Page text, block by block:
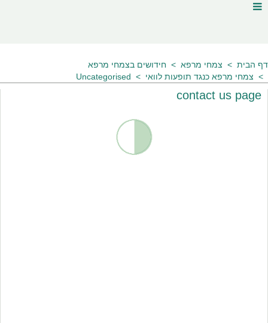
דף הבית צמחי מרפא
חידושים בצמחי מרפא
צמחי מרפא כנגד תופעות לוואי
Uncategorised
contact us page